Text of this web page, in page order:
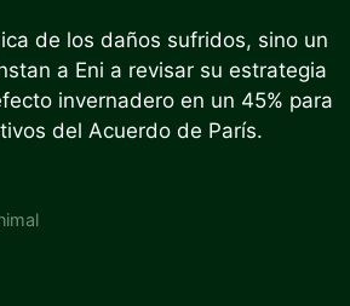
de los daños sufridos, sino un
a Eni a revisar su estrategia
invernadero en un 45% para
del Acuerdo de París.